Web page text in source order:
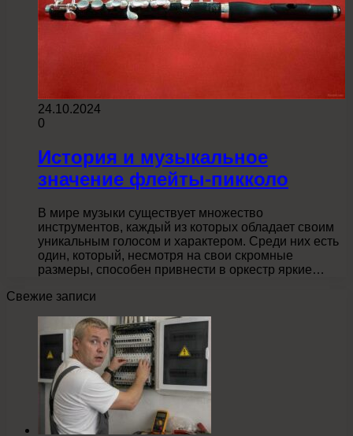
24.10.2024
0
История и музыкальное
значение флейты-пикколо
В мире музыки существует множество
инструментов, каждый из которых обладает своим
уникальным голосом и характером. Среди них есть
один, который, несмотря на свои скромные
размеры, способен привнести в оркестр яркие…
Свежие записи